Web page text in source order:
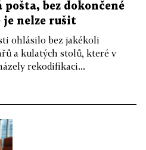
pošta, bez dokončené
nelze rušit
ohlásilo bez jakékoli
a kulatých stolů, které v
rekodifikaci...